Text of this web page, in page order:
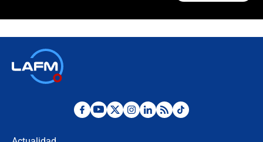
¿Por qué De la Espriella gobernará